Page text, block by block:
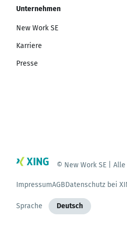
Unternehmen
New Work SE
Karriere
Presse
© New Work SE |
ImpressumAGBDatenschutz bei
Sprache Deutsch